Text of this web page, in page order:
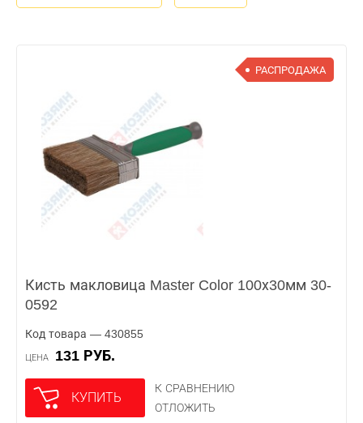
РАСПРОДАЖА
Кисть макловица Master Color 100х30мм 30-
0592
Код товара — 430855
ЦЕНА 131 РУБ.
КУПИТЬ
К СРАВНЕНИЮ
ОТЛОЖИТЬ